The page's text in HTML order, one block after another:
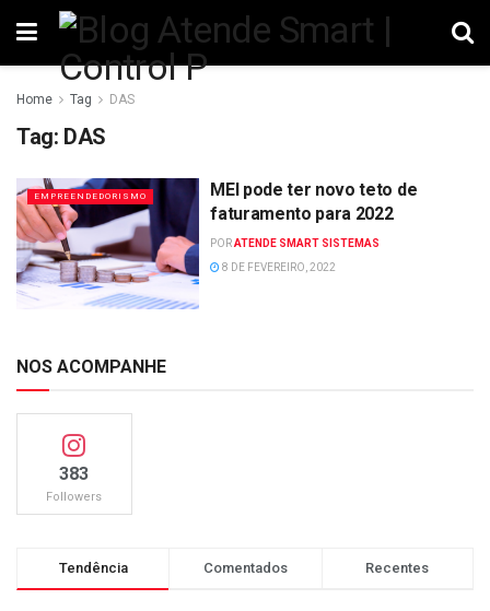
Home Tag DAS
Tag: DAS
EMPREENDEDORISMO
MEI pode ter novo teto de
faturamento para 2022
PORATENDE SMART SISTEMAS
8 DE FEVEREIRO, 2022
NOS ACOMPANHE
383
Followers
Tendência Comentados Recentes